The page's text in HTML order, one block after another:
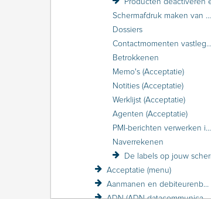
Schermafdruk maken van een relatie of polis
Dossiers
Contactmomenten vastleggen
Betrokkenen
Memo's (Acceptatie)
Notities (Acceptatie)
Werklijst (Acceptatie)
Agenten (Acceptatie)
PMI-berichten verwerken in Acceptatie
Naverrekenen
Acceptatie (menu)
Aanmanen en debiteurenbewaking